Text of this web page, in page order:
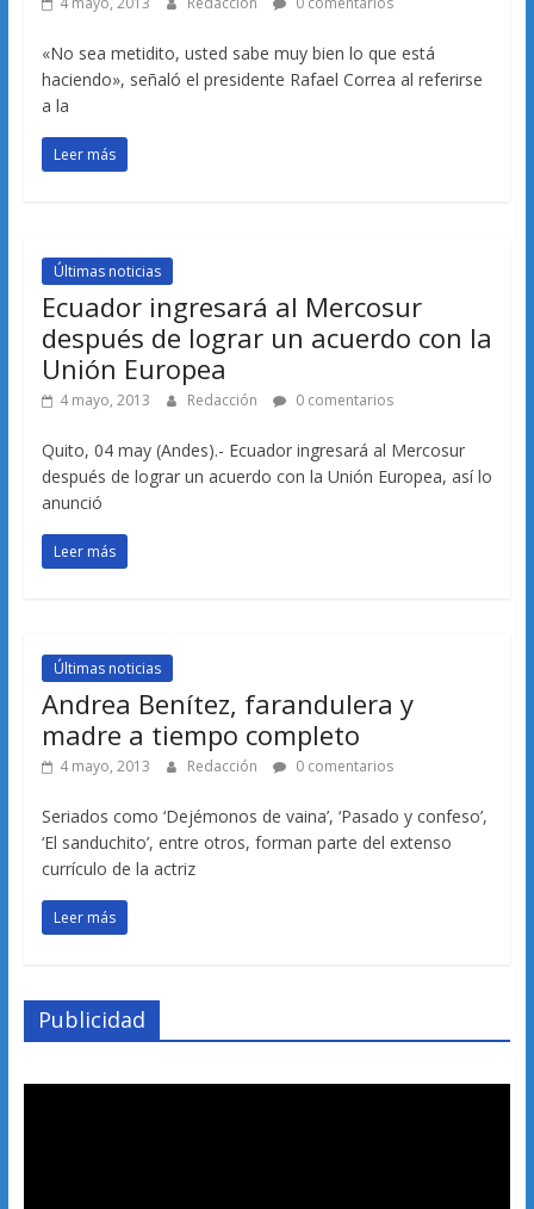
«No sea metidito, usted sabe muy bien lo que está
haciendo», señaló el presidente Rafael Correa al referirse
a la
Leer más
Últimas noticias
Ecuador ingresará al Mercosur
después de lograr un acuerdo con la
Unión Europea
4 mayo, 2013 Redacción 0 comentarios
Quito, 04 may (Andes).- Ecuador ingresará al Mercosur
después de lograr un acuerdo con la Unión Europea, así lo
anunció
Leer más
Últimas noticias
Andrea Benítez, farandulera y
madre a tiempo completo
4 mayo, 2013 Redacción 0 comentarios
Seriados como ‘Dejémonos de vaina’, ‘Pasado y confeso’,
‘El sanduchito’, entre otros, forman parte del extenso
currículo de la actriz
Leer más
Publicidad